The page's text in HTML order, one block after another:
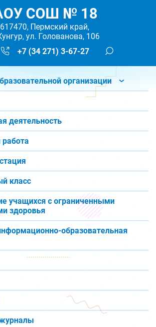
СОШ № 18
617470, Пермский край,
ул. Голованова, 106
+7 (34 271) 3-67-27
организации
деятельность
класс
учащихся с ограниченными
здоровья
образовательная